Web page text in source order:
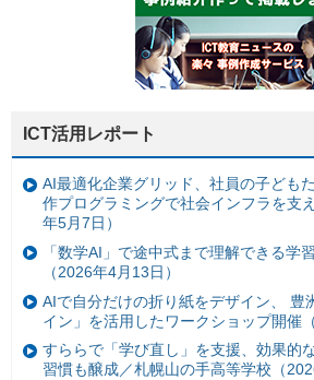
ICT活用レポート
AI最適化企業グリッド、社員の子ども
作プログラミングで社会インフラを支
年5月7日）
「数学AI」で途中式まで理解できる学
（2026年4月13日）
AIで自分だけの折り紙をデザイン、 豊
イン」を活用したワークショップ開催
すららで「学び直し」を支援、効果的
習慣も醸成／札幌山の手高等学校（